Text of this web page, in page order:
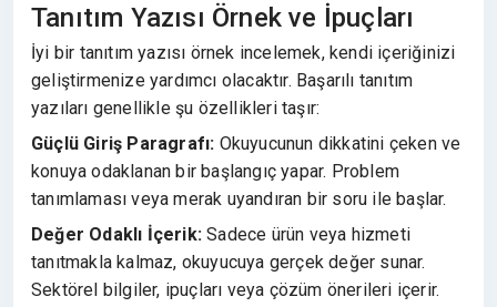
Tanıtım Yazısı Örnek ve İpuçları
İyi bir tanıtım yazısı örnek incelemek, kendi içeriğinizi
geliştirmenize yardımcı olacaktır. Başarılı tanıtım
yazıları genellikle şu özellikleri taşır:
Güçlü Giriş Paragrafı: Okuyucunun dikkatini çeken ve
konuya odaklanan bir başlangıç yapar. Problem
tanımlaması veya merak uyandıran bir soru ile başlar.
Değer Odaklı İçerik: Sadece ürün veya hizmeti
tanıtmakla kalmaz, okuyucuya gerçek değer sunar.
Sektörel bilgiler, ipuçları veya çözüm önerileri içerir.